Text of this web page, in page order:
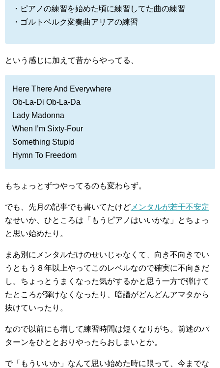
・ピアノの練習を始めた頃に練習してた曲の練習
・ゴルトベルク変奏曲アリアの練習
という感じに加えて昔からやってる、
Here There And Everywhere
Ob-La-Di Ob-La-Da
Lady Madonna
When I’m Sixty-Four
Something Stupid
Hymn To Freedom
もちょっとずつやってるのも変わらず。
でも、先月の記事でも書いてたけど メンタルが若干不安定
なせいか、ひところは「もうピアノはいいかな」とちょっ
と思い始めたり。
まあ別にメンタルだけのせいじゃなくて、向き不向きでい
うともう８年以上やってこのレベルなので確実に不向きだ
し。ちょっとうまくなった気がするかと思う一方で弾けて
たところが弾けなくなったり、暗譜がどんどんアマタから
抜けていったり。
なので以前にも増して練習時間は短くなりがち。前述のパ
ターンをひととおりやったらおしまいとか。
で「もういいか」なんて思い始めた時に限って、今までな